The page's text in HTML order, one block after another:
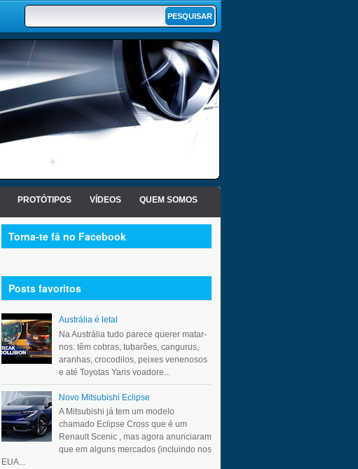
PROTÓTIPOS VÍDEOS QUEM SOMOS
Torna-te fã no Facebook
Posts favoritos
Austrália é letal
Na Austrália tudo parece querer matar-
nos: têm cobras, tubarões, cangurus,
aranhas, crocodilos, peixes venenosos
e até Toyotas Yaris voadore...
Novo Mitsubishi Eclipse
A Mitsubishi já tem um modelo
chamado Eclipse Cross que é um
Renault Scenic , mas agora anunciaram
que em alguns mercados (incluindo nos
EUA...